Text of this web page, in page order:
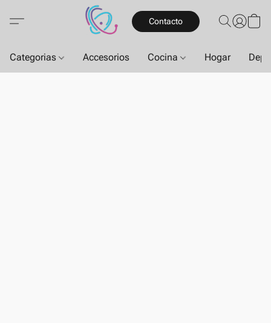
Contacto
Categorias Accesorios Cocina Hogar